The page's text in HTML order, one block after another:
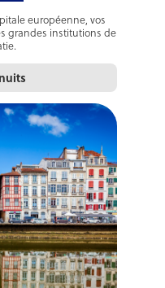
européenne, vos
grandes institutions de